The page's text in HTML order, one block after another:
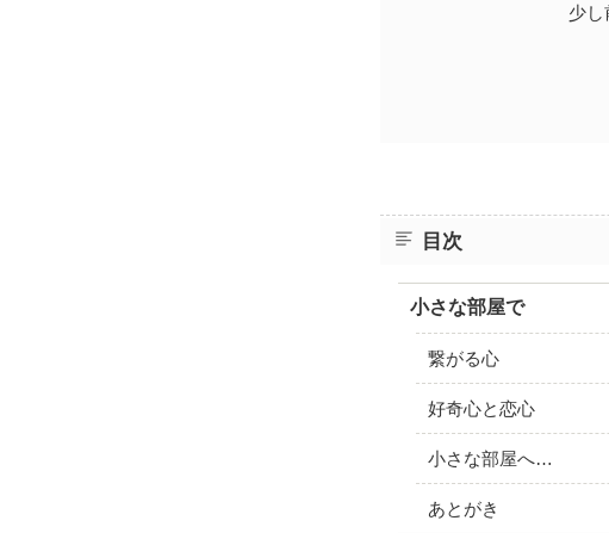
少し
目次
小さな部屋で
繋がる心
好奇心と恋心
小さな部屋へ…
あとがき